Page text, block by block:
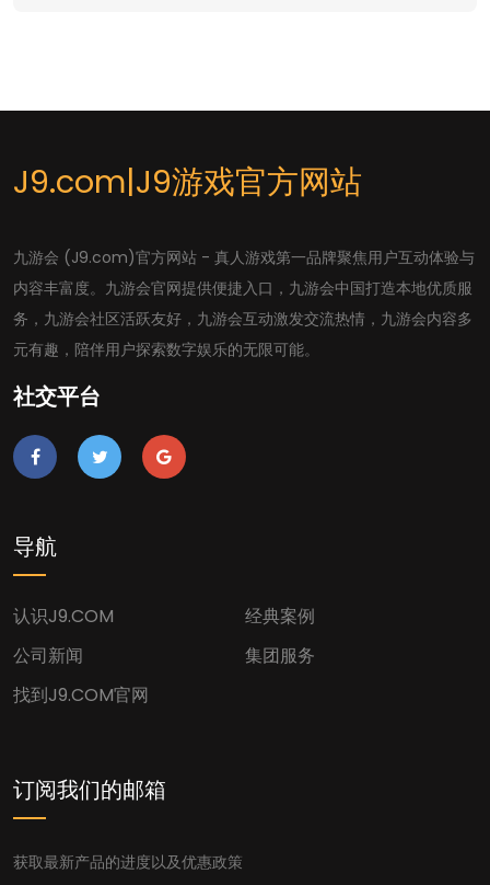
J9.com|J9游戏官方网站
九游会 (J9.com)官方网站 - 真人游戏第一品牌聚焦用户互动体验与
内容丰富度。九游会官网提供便捷入口，九游会中国打造本地优质服
务，九游会社区活跃友好，九游会互动激发交流热情，九游会内容多
元有趣，陪伴用户探索数字娱乐的无限可能。
社交平台
导航
认识J9.COM
经典案例
公司新闻
集团服务
找到J9.COM官网
订阅我们的邮箱
获取最新产品的进度以及优惠政策